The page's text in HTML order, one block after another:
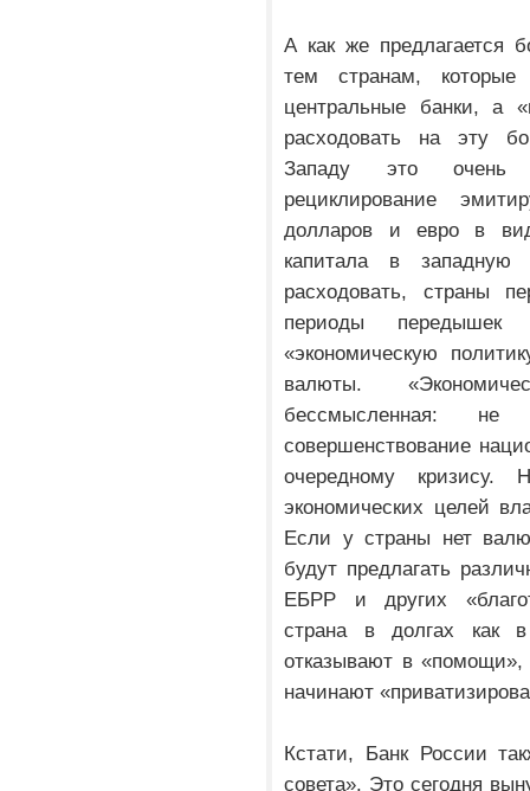
А как же предлагается
тем странам,
центральные банки, а
расходовать на эту
Западу это очень
рециклирование
долларов и евро в
капитала в
расходовать, страны
периоды
«экономическую
валюты.
бессмысленная: не
совершенствование
очередному кризису.
экономических целей
Если у страны нет
будут предлагать
ЕБРР и других
страна в долгах как
отказывают в «помощи»,
начинают
Кстати, Банк России
совета». Это сегодня